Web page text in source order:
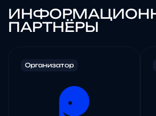
ПАРТНЁРЫ
Организатор